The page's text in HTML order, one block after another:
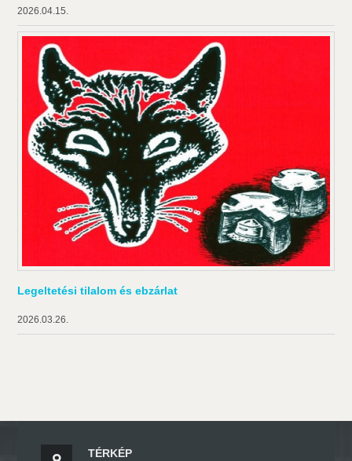
2026.04.15.
Legeltetési tilalom és ebzárlat
2026.03.26.
TÉRKÉP